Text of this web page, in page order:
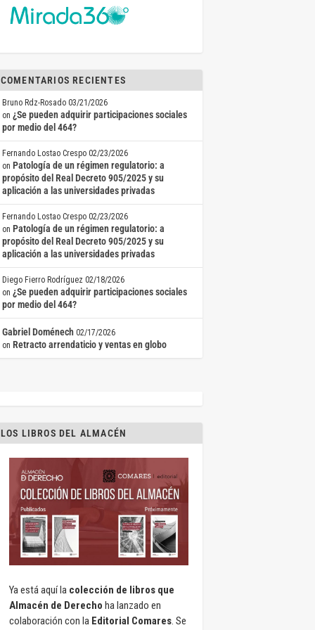
COMENTARIOS RECIENTES
Bruno Rdz-Rosado 03/21/2026
on ¿Se pueden adquirir participaciones sociales
por medio del 464?
Fernando Lostao Crespo 02/23/2026
on Patología de un régimen regulatorio: a
propósito del Real Decreto 905/2025 y su
aplicación a las universidades privadas
Fernando Lostao Crespo 02/23/2026
on Patología de un régimen regulatorio: a
propósito del Real Decreto 905/2025 y su
aplicación a las universidades privadas
Diego Fierro Rodríguez 02/18/2026
on ¿Se pueden adquirir participaciones sociales
por medio del 464?
Gabriel Doménech 02/17/2026
on Retracto arrendaticio y ventas en globo
LOS LIBROS DEL ALMACÉN
Ya está aquí la colección de libros que
Almacén de Derecho ha lanzado en
colaboración con la Editorial Comares. Se